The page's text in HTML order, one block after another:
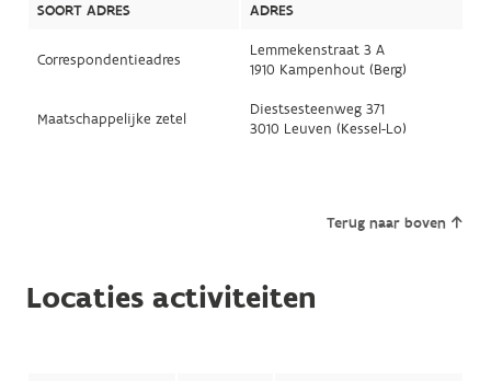
SOORT ADRES ADRES
Correspondentieadres
Lemmekenstraat 3 A
1910 Kampenhout (Berg)
Maatschappelijke zetel
Diestsesteenweg 371
3010 Leuven (Kessel-Lo)
Terug naar boven
Locaties activiteiten